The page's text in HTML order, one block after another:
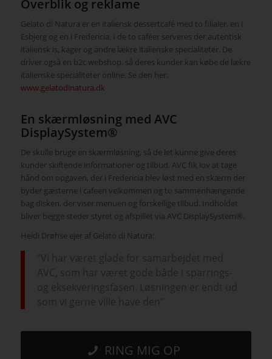
Overblik og reklame
Gelato di Natura er en italiensk dessertcafé med to filialer, en i
Esbjerg og en i Fredericia. I de to caféer serveres der autentisk
italiensk is, kager og andre lækre italienske specialiteter. De
driver også en b2c webshop, så deres kunder kan købe de lækre
italienske specialiteter online. Se den her:
www.gelatodinatura.dk
En skærmløsning med AVC
DisplaySystem®
De skulle bruge en skærmløsning, så de let kunne give deres
kunder skiftende informationer og tilbud. AVC fik lov at tage
hånd om opgaven, der i Fredericia blev løst med en skærm der
byder gæsterne i cafeen velkommen og to sammenhængende
bag disken, der viser menuen og forskellige tilbud. Indholdet
bliver begge steder styret og afspillet via AVC DisplaySystem®.
Heidi Drøhse ejer af Gelato di Natura:
RING MIG OP